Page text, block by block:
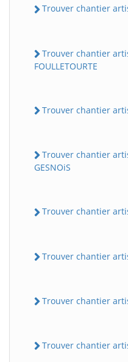
Trouver chantier
Trouver chantier
FOULLETOURTE
Trouver chantier
Trouver chantier
GESNOiS
Trouver chantier
Trouver chantier
Trouver chantier
Trouver chantier